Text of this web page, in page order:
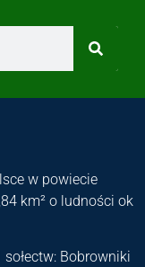
w powiecie
km² o ludności ok
sołectw: Bobrowniki